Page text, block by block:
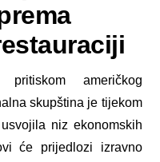
američkog
skupština je tijekom
niz ekonomskih
će prijedlozi izravno